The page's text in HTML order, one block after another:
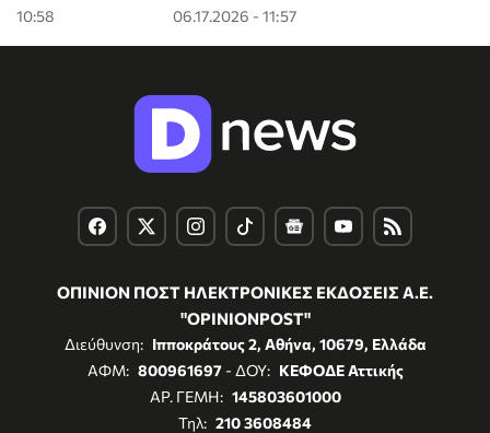
10:58
06.17.2026 - 11:57
ΟΠΙΝΙΟΝ ΠΟΣΤ ΗΛΕΚΤΡΟΝΙΚΕΣ ΕΚΔΟΣΕΙΣ Α.Ε.
"OPINIONPOST"
Διεύθυνση: Ιπποκράτους 2, Αθήνα, 10679, Ελλάδα
ΑΦΜ: 800961697- ΔΟΥ: ΚΕΦΟΔΕ Αττικής
ΑΡ. ΓΕΜΗ: 145803601000
Τηλ: 210 3608484